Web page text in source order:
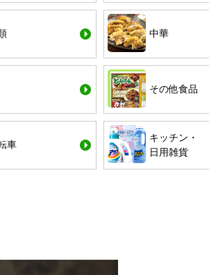
中華
その他食品
車
キッチン・
日用雑貨